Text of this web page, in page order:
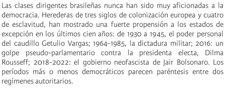
Las clases dirigentes brasileñas nunca han sido muy aficionadas a la
democracia. Herederas de tres siglos de colonización europea y cuatro
de esclavitud, han mostrado una fuerte propensión a los estados de
excepción en los últimos cien años: de 1930 a 1945, el poder personal
del caudillo Getulio Vargas; 1964-1985, la dictadura militar; 2016: un
golpe pseudo-parlamentario contra la presidenta electa, Dilma
Rousseff; 2018-2022: el gobierno neofascista de Jair Bolsonaro. Los
períodos más o menos democráticos parecen paréntesis entre dos
regímenes autoritarios.